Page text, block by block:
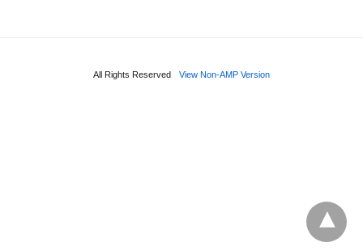
All Rights Reserved View Non-AMP Version